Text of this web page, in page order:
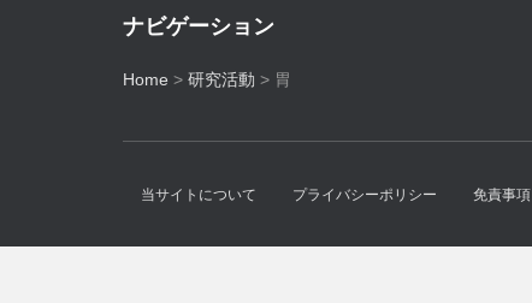
ナビゲーション
Home > 研究活動 > 胃
当サイトについて プライバシーポリシー 免責事項